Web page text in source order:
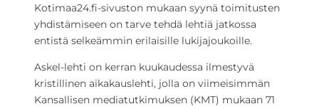
Kotimaa24.fi-sivuston mukaan syynä toimitusten
yhdistämiseen on tarve tehdä lehtiä jatkossa
entistä selkeämmin erilaisille lukijajoukoille.
Askel-lehti on kerran kuukaudessa ilmestyvä
kristillinen aikakauslehti, jolla on viimeisimmän
Kansallisen mediatutkimuksen (KMT) mukaan 71